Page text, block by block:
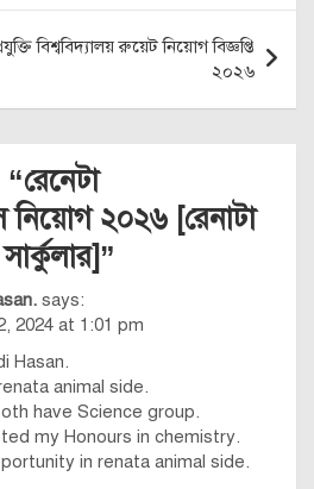
বিশ্ববিদ্যালয় রুয়েট নিয়োগ বিজ্ঞপ্তি
২০২৬
রেনেটা
নিয়োগ ২০২৬ [রেনাটা
”
says:
2024 at 1:01 pm
Hasan.
animal side.
have Science group.
my Honours in chemistry.
in renata animal side.